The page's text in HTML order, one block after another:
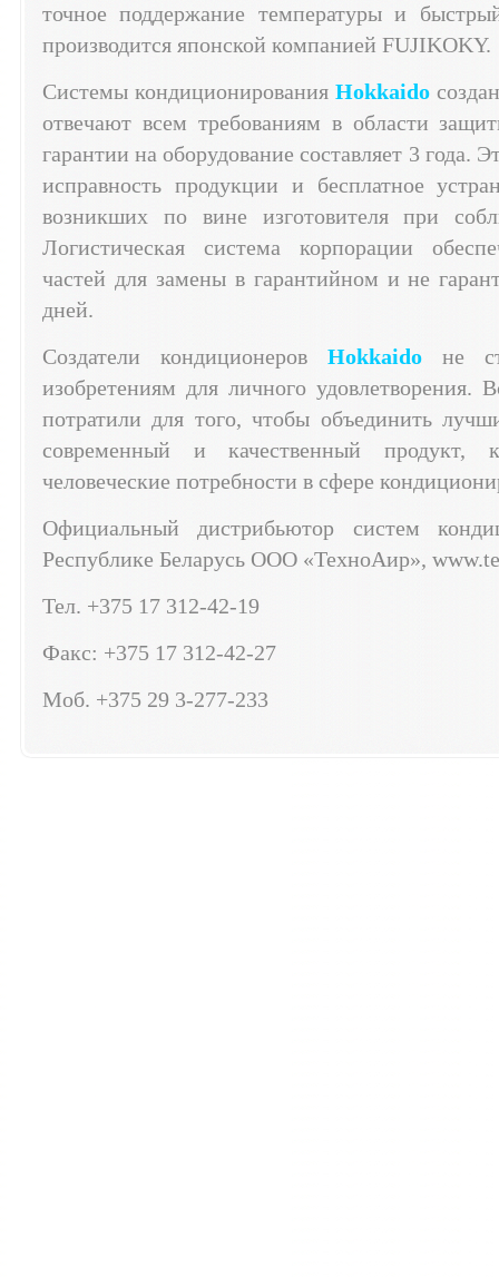
точное поддержание температуры и
производится японской компанией FUJIKOKY.
Системы кондиционирования Hokkaido
отвечают всем требованиям в области
гарантии на оборудование составляет 3 года.
исправность продукции и бесплатное
возникших по вине изготовителя при
Логистическая система корпорации
частей для замены в гарантийном и не
дней.
Создатели кондиционеров Hokkaido не
изобретениям для личного
потратили для того, чтобы объединить
современный и качественный продукт,
человеческие потребности в сфере
Официальный дистрибьютор систем
Республике Беларусь ООО «ТехноАир»,
Тел. +375 17 312-42-19
Факс: +375 17 312-42-27
Моб. +375 29 3-277-233